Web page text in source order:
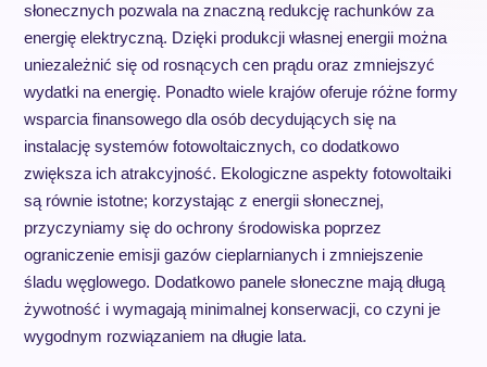
słonecznych pozwala na znaczną redukcję rachunków za
energię elektryczną. Dzięki produkcji własnej energii można
uniezależnić się od rosnących cen prądu oraz zmniejszyć
wydatki na energię. Ponadto wiele krajów oferuje różne formy
wsparcia finansowego dla osób decydujących się na
instalację systemów fotowoltaicznych, co dodatkowo
zwiększa ich atrakcyjność. Ekologiczne aspekty fotowoltaiki
są równie istotne; korzystając z energii słonecznej,
przyczyniamy się do ochrony środowiska poprzez
ograniczenie emisji gazów cieplarnianych i zmniejszenie
śladu węglowego. Dodatkowo panele słoneczne mają długą
żywotność i wymagają minimalnej konserwacji, co czyni je
wygodnym rozwiązaniem na długie lata.